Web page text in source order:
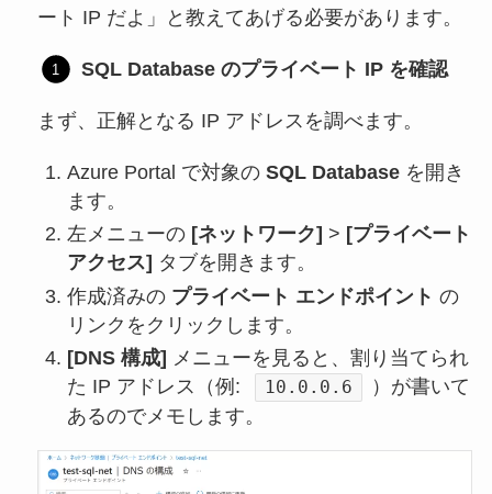
ート IP だよ」と教えてあげる必要があります。
SQL Database のプライベート IP を確認
まず、正解となる IP アドレスを調べます。
Azure Portal で対象の SQL Databaseを開き
ます。
左メニューの [ネットワーク] > [プライベート
アクセス] タブを開きます。
作成済みの プライベート エンドポイント の
リンクをクリックします。
[DNS 構成] メニューを見ると、割り当てられ
た IP アドレス（例:
10.0.0.6
）が書いて
あるのでメモします。